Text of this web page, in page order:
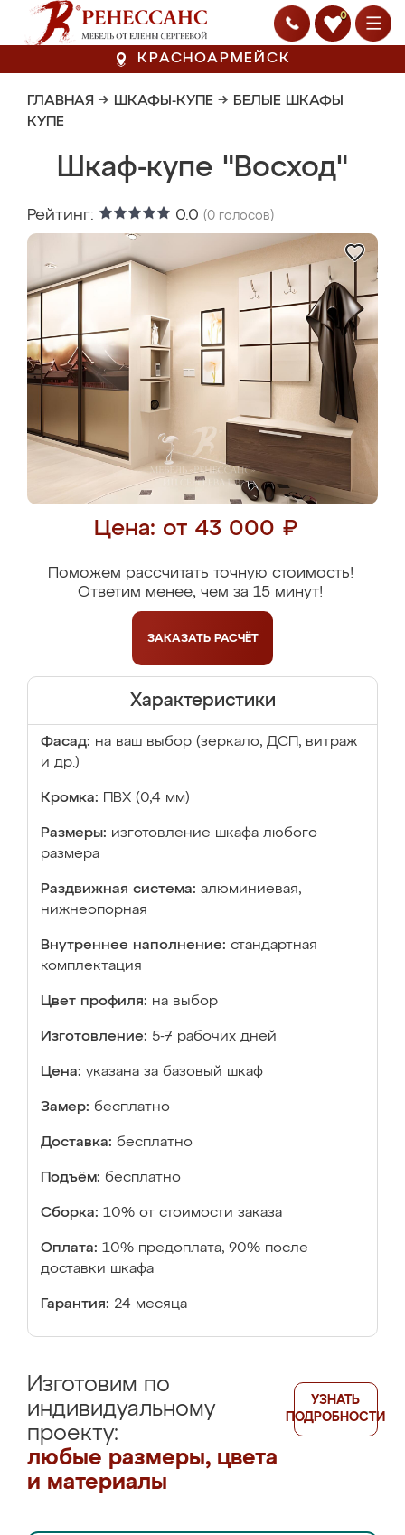
0
КРАСНОАРМЕЙСК
ГЛАВНАЯ → ШКАФЫ-КУПЕ → БЕЛЫЕ ШКАФЫ
КУПЕ
Шкаф-купе "Восход"
Рейтинг: 0.0 (0 голосов)
Цена: от 43 000 ₽
Поможем рассчитать точную стоимость!
Ответим менее, чем за 15 минут!
ЗАКАЗАТЬ РАСЧЁТ
Характеристики
Фасад: на ваш выбор (зеркало, ДСП, витраж
и др.)
Кромка: ПВХ (0,4 мм)
Размеры: изготовление шкафа любого
размера
Раздвижная система: алюминиевая,
нижнеопорная
Внутреннее наполнение: стандартная
комплектация
Цвет профиля: на выбор
Изготовление: 5-7 рабочих дней
Цена: указана за базовый шкаф
Замер: бесплатно
Доставка: бесплатно
Подъём: бесплатно
Сборка: 10% от стоимости заказа
Оплата: 10% предоплата, 90% после
доставки шкафа
Гарантия: 24 месяца
Изготовим по
индивидуальному
проекту:
любые размеры, цвета
и материалы
УЗНАТЬ
ПОДРОБНОСТИ